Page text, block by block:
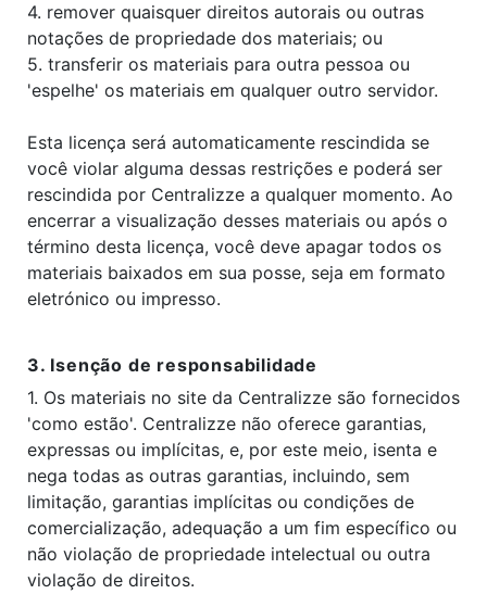
4. remover quaisquer direitos autorais ou outras
notações de propriedade dos materiais; ou
5. transferir os materiais para outra pessoa ou
'espelhe' os materiais em qualquer outro servidor.
Esta licença será automaticamente rescindida se
você violar alguma dessas restrições e poderá ser
rescindida por Centralizze a qualquer momento. Ao
encerrar a visualização desses materiais ou após o
término desta licença, você deve apagar todos os
materiais baixados em sua posse, seja em formato
eletrónico ou impresso.
3. Isenção de responsabilidade
1. Os materiais no site da Centralizze são fornecidos
'como estão'. Centralizze não oferece garantias,
expressas ou implícitas, e, por este meio, isenta e
nega todas as outras garantias, incluindo, sem
limitação, garantias implícitas ou condições de
comercialização, adequação a um fim específico ou
não violação de propriedade intelectual ou outra
violação de direitos.